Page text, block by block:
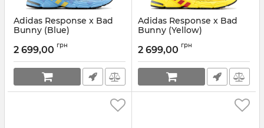
Adidas Response x Bad
Bunny (Blue)
2 699,00 грн
Adidas Response x Bad
Bunny (Yellow)
2 699,00 грн